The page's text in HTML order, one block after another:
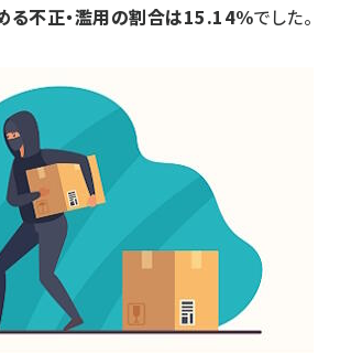
る不正・濫用の割合は15.14%でした。